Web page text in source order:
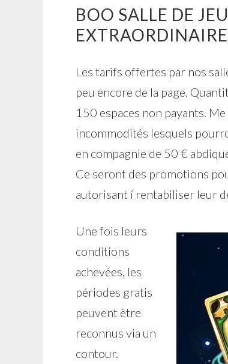
BOO SALLE DE
Les tarifs offertes par nos
peu encore de la page.
150 espaces non payants.
incommodités lesquels
en compagnie de 50 €
Ce seront des promotions
autorisant í rentabiliser leur
Une fois leurs
conditions
achevées, les
périodes gratis
peuvent être
reconnus via un
contour.